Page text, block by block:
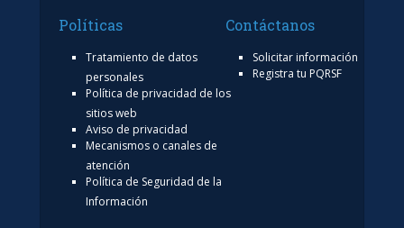
Políticas
Tratamiento de datos
personales
Política de privacidad de los
sitios web
Aviso de privacidad
Mecanismos o canales de
atención
Política de Seguridad de la
Información
Contáctanos
Solicitar información
Registra tu PQRSF